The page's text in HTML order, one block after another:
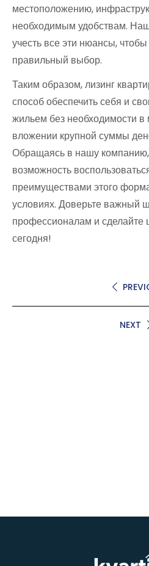
местоположению,
необходимым удобствам.
учесть все эти нюансы,
правильный выбор.
Таким образом, лизинг
способ обеспечить себя и
жильем без необходимости
вложении крупной суммы
Обращаясь в нашу
возможность
преимуществами этого
условиях. Доверьте важный
профессионалам и сделайте
сегодня!
NEXT